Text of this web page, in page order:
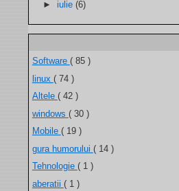
►iulie(6)
Software ( 85 )
linux ( 74 )
Altele ( 42 )
windows ( 30 )
Mobile ( 19 )
gura humorului ( 14 )
Tehnologie ( 1 )
aberatii ( 1 )